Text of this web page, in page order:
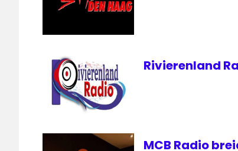
Rivierenland
MCB Radio